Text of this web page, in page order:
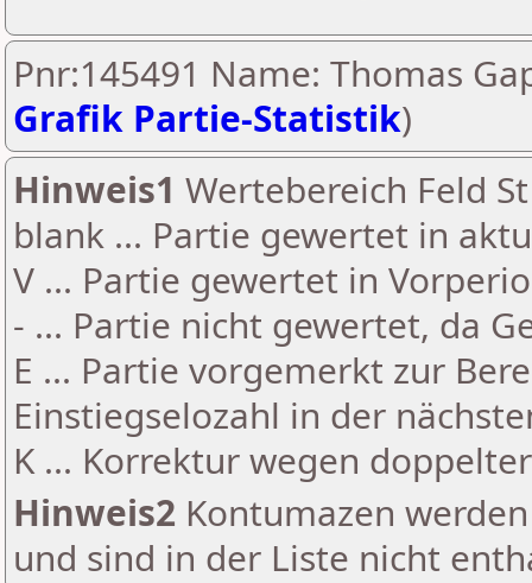
Pnr:145491 Name: Thomas
Grafik Partie-Statistik)
Hinweis1 Wertebereich Feld
blank ... Partie gewertet in
V ... Partie gewertet in
- ... Partie nicht gewertet, da
E ... Partie vorgemerkt zur
Einstiegselozahl in der
K ... Korrektur wegen
Hinweis2 Kontumazen
und sind in der Liste nicht